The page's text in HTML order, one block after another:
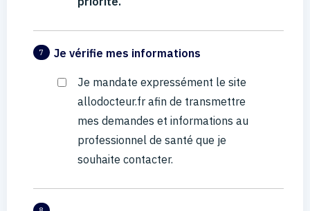
7 Je vérifie mes informations
Je mandate expressément le site
allodocteur.fr afin de transmettre
mes demandes et informations au
professionnel de santé que je
souhaite contacter.